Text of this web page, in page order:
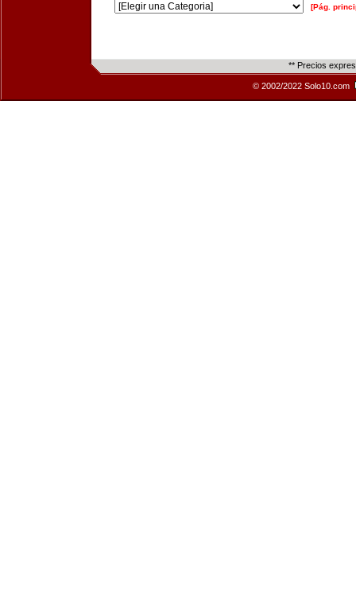
[Pág.
** Precios
© 2002/2022 Solo10.com